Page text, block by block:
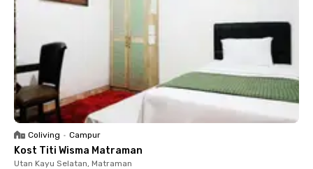
Coliving • Campur
Kost Titi Wisma Matraman
Utan Kayu Selatan, Matraman